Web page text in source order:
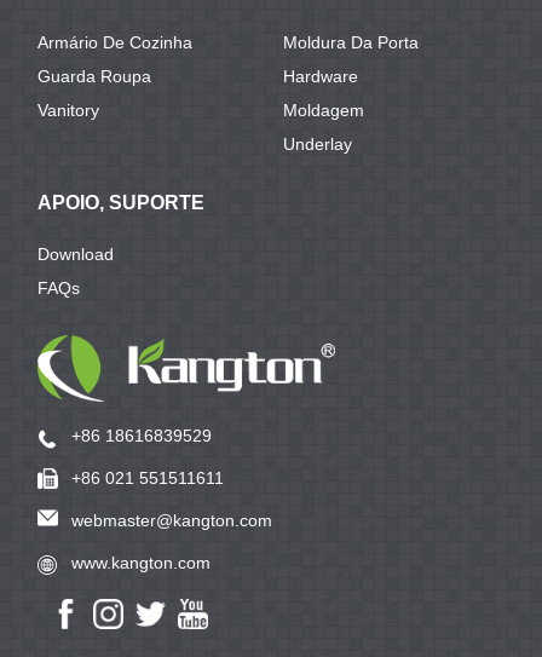
Armário De Cozinha
Guarda Roupa
Vanitory
Moldura Da Porta
Hardware
Moldagem
Underlay
APOIO, SUPORTE
Download
FAQs
+86 18616839529
+86 021 551511611
webmaster@kangton.com
www.kangton.com